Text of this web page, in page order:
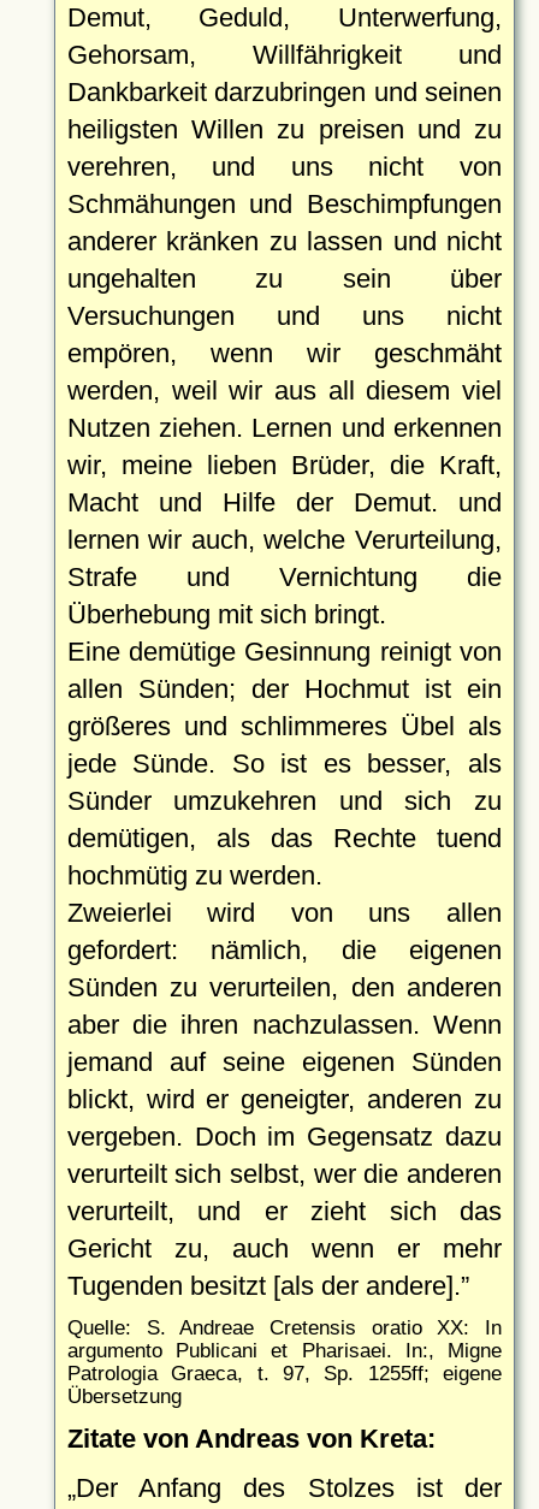
Demut, Geduld, Unterwerfung,
Gehorsam, Willfährigkeit und
Dankbarkeit darzubringen und seinen
heiligsten Willen zu preisen und zu
verehren, und uns nicht von
Schmähungen und Beschimpfungen
anderer kränken zu lassen und nicht
ungehalten zu sein über
Versuchungen und uns nicht
empören, wenn wir geschmäht
werden, weil wir aus all diesem viel
Nutzen ziehen. Lernen und erkennen
wir, meine lieben Brüder, die Kraft,
Macht und Hilfe der Demut. und
lernen wir auch, welche Verurteilung,
Strafe und Vernichtung die
Überhebung mit sich bringt.
Eine demütige Gesinnung reinigt von
allen Sünden; der Hochmut ist ein
größeres und schlimmeres Übel als
jede Sünde. So ist es besser, als
Sünder umzukehren und sich zu
demütigen, als das Rechte tuend
hochmütig zu werden.
Zweierlei wird von uns allen
gefordert: nämlich, die eigenen
Sünden zu verurteilen, den anderen
aber die ihren nachzulassen. Wenn
jemand auf seine eigenen Sünden
blickt, wird er geneigter, anderen zu
vergeben. Doch im Gegensatz dazu
verurteilt sich selbst, wer die anderen
verurteilt, und er zieht sich das
Gericht zu, auch wenn er mehr
Tugenden besitzt [als der andere].
Quelle: S. Andreae Cretensis oratio XX: In
argumento Publicani et Pharisaei. In:, Migne
Patrologia Graeca, t. 97, Sp. 1255ff; eigene
Übersetzung
Zitate von Andreas von Kreta:
Der Anfang des Stolzes ist der